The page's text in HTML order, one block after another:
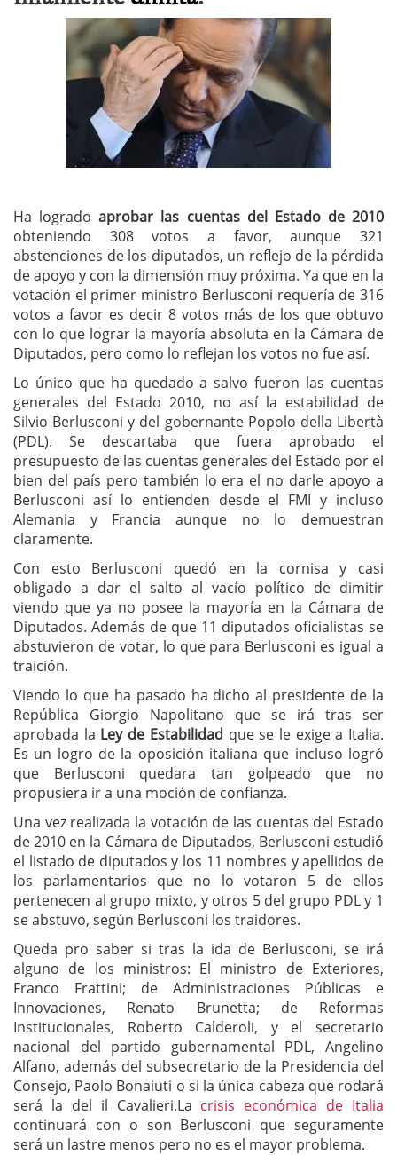
Ha logradoaprobar las cuentas del Estado de 2010
obteniendo 308 votos a favor, aunque 321
abstenciones de los diputados, un reflejo de la pérdida
de apoyo y con la dimensión muy próxima. Ya que en la
votación el primer ministro Berlusconi requería de 316
votos a favor es decir 8 votos más de los que obtuvo
con lo que lograr la mayoría absoluta en la Cámara de
Diputados, pero como lo reflejan los votos no fue así.
Lo único que ha quedado a salvo fueron las cuentas
generales del Estado 2010, no así la estabilidad de
Silvio Berlusconi y del gobernante Popolo della Libertà
(PDL). Se descartaba que fuera aprobado el
presupuesto de las cuentas generales del Estado por el
bien del país pero también lo era el no darle apoyo a
Berlusconi así lo entienden desde el FMI y incluso
Alemania y Francia aunque no lo demuestran
claramente.
Con esto Berlusconi quedó en la cornisa y casi
obligado a dar el salto al vacío político de dimitir
viendo que ya no posee la mayoría en la Cámara de
Diputados. Además de que 11 diputados oficialistas se
abstuvieron de votar, lo que para Berlusconi es igual a
traición.
Viendo lo que ha pasado ha dicho al presidente de la
República Giorgio Napolitano que se irá tras ser
aprobada la Ley de Estabilidad que se le exige a Italia.
Es un logro de la oposición italiana que incluso logró
que Berlusconi quedara tan golpeado que no
propusiera ir a una moción de confianza.
Una vez realizada la votación de las cuentas del Estado
de 2010 en la Cámara de Diputados, Berlusconi estudió
el listado de diputados y los 11 nombres y apellidos de
los parlamentarios que no lo votaron 5 de ellos
pertenecen al grupo mixto, y otros 5 del grupo PDL y 1
se abstuvo, según Berlusconi los traidores.
Queda pro saber si tras la ida de Berlusconi, se irá
alguno de los ministros: El ministro de Exteriores,
Franco Frattini; de Administraciones Públicas e
Innovaciones, Renato Brunetta; de Reformas
Institucionales, Roberto Calderoli, y el secretario
nacional del partido gubernamental PDL, Angelino
Alfano, además del subsecretario de la Presidencia del
Consejo, Paolo Bonaiuti o si la única cabeza que rodará
será la del il Cavalieri.La crisis económica de Italia
continuará con o son Berlusconi que seguramente
será un lastre menos pero no es el mayor problema.